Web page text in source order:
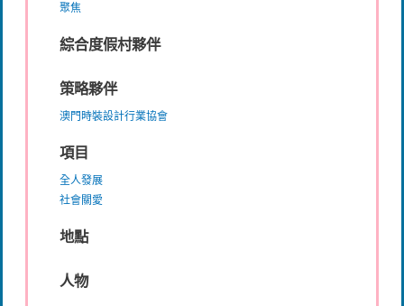
聚焦
綜合度假村夥伴
策略夥伴
澳門時裝設計行業協會
項目
全人發展
社會關愛
地點
人物